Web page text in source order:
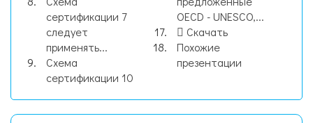
сертификации 7
следует
применять...
Схема
сертификации 10
OECD - UNESCO,...
Скачать
Похожие
презентации